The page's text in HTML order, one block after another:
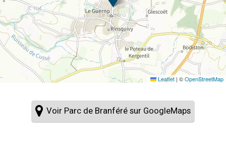
Leaflet | ©OpenStreetMap
Voir Parc de Branféré sur GoogleMaps